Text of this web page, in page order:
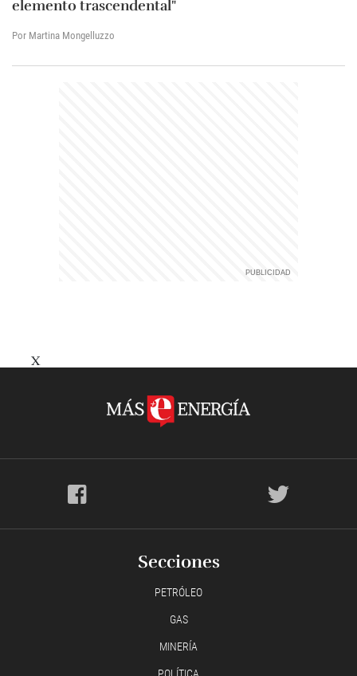
elemento trascendental"
Por Martina Mongelluzzo
X
Secciones
PETRÓLEO
GAS
MINERÍA